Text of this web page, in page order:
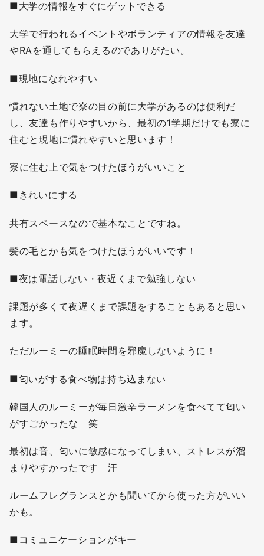
■大学の情報をすぐにゲットできる
大学で行われるイベントやボランティアの情報を友達
やRAを通してもらえるのでありがたい。
■現地になれやすい
慣れない土地で寮の目の前に大学があるのは便利だ
し、友達も作りやすいから、最初の1学期だけでも寮に
住むと現地に慣れやすいと思います！
寮に住む上で気をつけたほうがいいこと
■きれいにする
共有スペースなので基本なことですね。
髪の毛とかも気をつけたほうがいいです！
■夜は電話しない・夜遅くまで勉強しない
課題が多くて夜遅くまで課題をすることもあると思い
ます。
ただルーミーの睡眠時間を邪魔しないように！
■匂いがする食べ物は持ち込まない
韓国人のルーミーが毎日激辛ラーメンを食べてて匂い
がすごかったな 笑
最初は音、匂いに敏感になってしまい、ストレスが溜
まりやすかったです 汗
ルームフレグランスとかも聞いてから使った方がいい
かも。
■コミュニケーションがキー